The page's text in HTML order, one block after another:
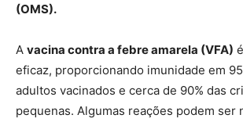
(OMS).
A vacina contra a febre amarela (VFA)
eficaz, proporcionando imunidade em
adultos vacinados e cerca de 90% das
pequenas. Algumas reações podem ser